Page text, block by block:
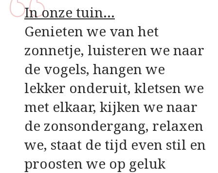
In onze tuin…
Genieten we van het
zonnetje, luisteren we naar
de vogels, hangen we
lekker onderuit, kletsen we
met elkaar, kijken we naar
de zonsondergang, relaxen
we, staat de tijd even stil en
proosten we op geluk